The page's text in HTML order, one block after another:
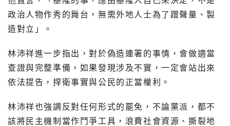
政治人物作秀的舞台，無需外地人士為了蹭聲量、製
造對立」。
林沛祥進一步指出，對於偽造連署的事情，會做適當
查證與完整準備，如果發現涉及不實，一定會站出來
依法提告，捍衛事實與公民的正當權利。
林沛祥也強調反對任何形式的罷免，不論黨派，都不
該將民主機制當作鬥爭工具，浪費社會資源、撕裂地